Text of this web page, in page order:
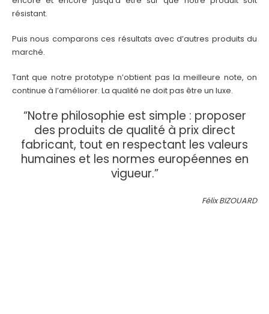
résistant.
Puis nous comparons ces résultats avec d’autres produits du
marché.
Tant que notre prototype n’obtient pas la meilleure note, on
continue à l’améliorer. La qualité ne doit pas être un luxe.
“Notre philosophie est simple : proposer
des produits de qualité à prix direct
fabricant, tout en respectant les valeurs
humaines et les normes européennes en
vigueur.”
Félix BIZOUARD